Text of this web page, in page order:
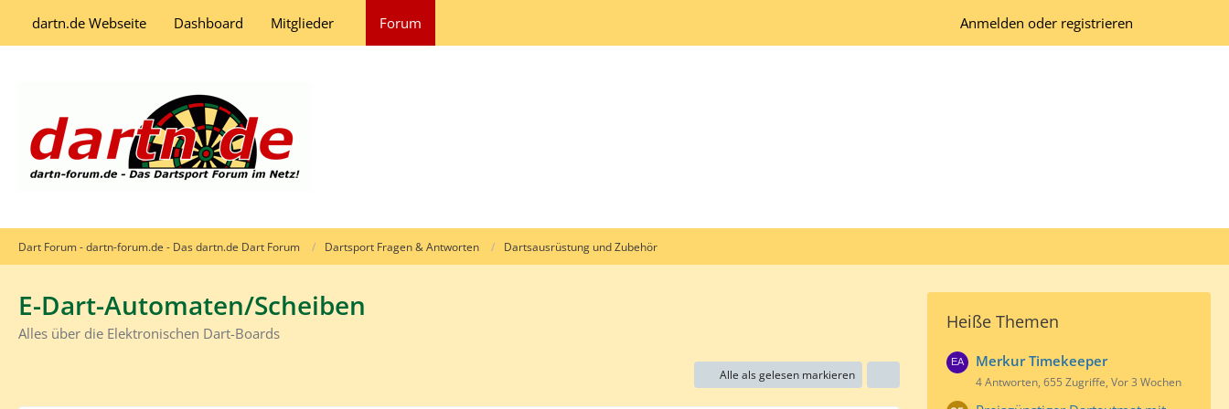
dartn.de Webseite Dashboard Mitglieder Forum Anmelden oder registrieren
Dart Forum - dartn-forum.de - Das dartn.de Dart Forum Dartsport Fragen & Antworten Dartsausrüstung und Zubehör
E-Dart-Automaten/Scheiben
Alles über die Elektronischen Dart-Boards
Alle als gelesen markieren
Heiße Themen
Merkur Timekeeper
4 Antworten, 655 Zugriffe, Vor 3 Wochen